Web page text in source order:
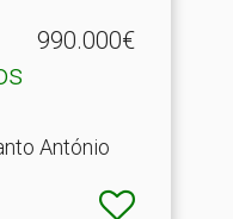
990.000€
António